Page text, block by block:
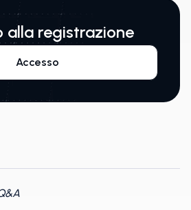
alla registrazione
Accesso